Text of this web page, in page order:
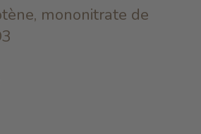
mononitrate de